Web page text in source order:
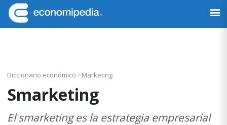
Saltar
a
la
Saltar
al
contenido
Saltar
a
la
Saltar
al
pie
Economipedia
Haciendo
Diccionario económico >Marketing
Smarketing
El smarketing es la estrategia empresarial